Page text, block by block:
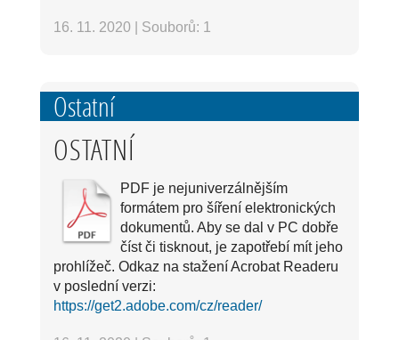
16. 11. 2020 Souborů: 1
Ostatní
OSTATNÍ
PDF je nejuniverzálnějším
formátem pro šíření elektronických
dokumentů. Aby se dal v PC dobře
číst či tisknout, je zapotřebí mít jeho
prohlížeč. Odkaz na stažení Acrobat Readeru
v poslední verzi:
https://get2.adobe.com/cz/reader/